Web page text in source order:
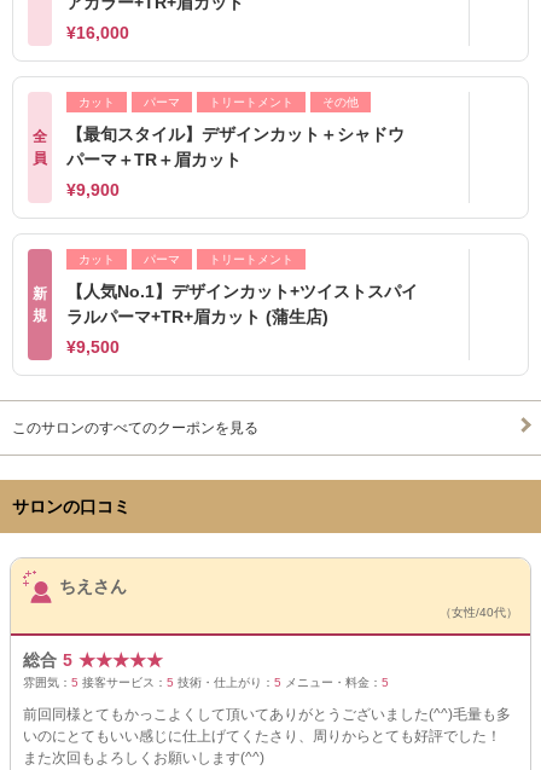
¥16,000
全
員
カット パーマ トリートメント その他
【最旬スタイル】デザインカット＋シャドウ
パーマ＋TR＋眉カット
¥9,900
新
規
カット パーマ トリートメント
【人気No.1】デザインカット+ツイストスパイ
ラルパーマ+TR+眉カット (蒲生店)
¥9,500
このサロンのすべてのクーポンを見る
サロンの口コミ
サロンPick Up
ちえさん
（女性/40代）
総合 5 ★★★★★
雰囲気： 5 接客サービス： 5 技術・仕上がり： 5 メニュー・料金： 5
前回同様とてもかっこよくして頂いてありがとうございました(^^)毛量も多
いのにとてもいい感じに仕上げてくたさり、周りからとても好評でした！
また次回もよろしくお願いします(^^)